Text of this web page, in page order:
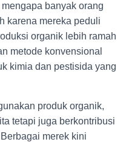
banyak orang
karena mereka peduli
organik lebih ramah
metode konvensional
kimia dan pestisida yang
produk organik,
tetapi juga berkontribusi
merek kini